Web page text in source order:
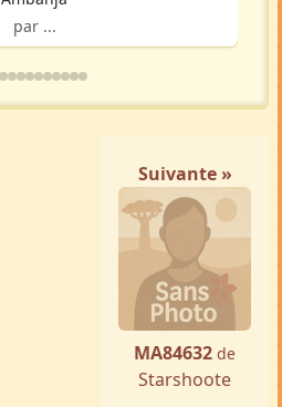
par ...
Suivante »
MA84632 de
Starshoote